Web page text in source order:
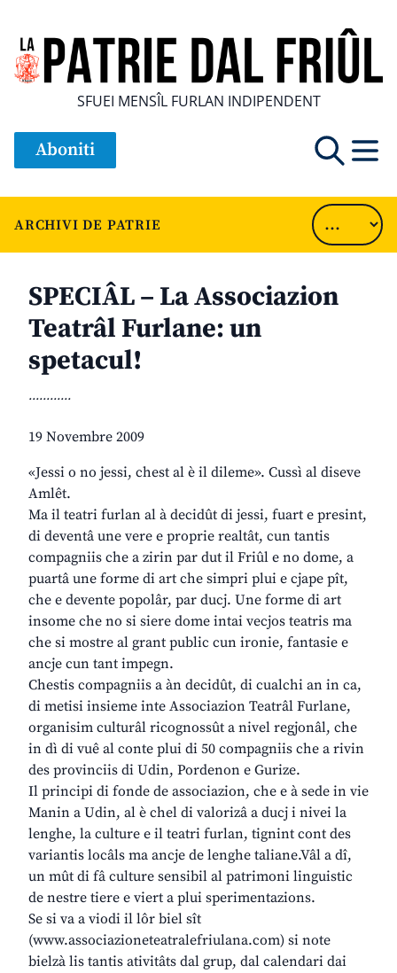
SFUEI MENSÎL FURLAN INDIPENDENT
Aboniti
ARCHIVI DE PATRIE
SPECIÂL – La Associazion
Teatrâl Furlane: un
spetacul!
............
19 Novembre 2009
«Jessi o no jessi, chest al è il dileme». Cussì al diseve
Amlêt.
Ma il teatri furlan al à decidût di jessi, fuart e presint,
di deventâ une vere e proprie realtât, cun tantis
compagniis che a zirin par dut il Friûl e no dome, a
puartâ une forme di art che simpri plui e cjape pît,
che e devente popolâr, par ducj. Une forme di art
insome che no si siere dome intai vecjos teatris ma
che si mostre al grant public cun ironie, fantasie e
ancje cun tant impegn.
Chestis compagniis a àn decidût, di cualchi an in ca,
di metisi insieme inte Associazion Teatrâl Furlane,
organisim culturâl ricognossût a nivel regjonâl, che
in dì di vuê al conte plui di 50 compagniis che a rivin
des provinciis di Udin, Pordenon e Gurize.
Il principi di fonde de associazion, che e à sede in vie
Manin a Udin, al è chel di valorizâ a ducj i nivei la
lenghe, la culture e il teatri furlan, tignint cont des
variantis locâls ma ancje de lenghe taliane.Vâl a dî,
un mût di fâ culture sensibil al patrimoni linguistic
de nestre tiere e viert a plui sperimentazions.
Se si va a viodi il lôr biel sît
(www.associazioneteatralefriulana.com) si note
bielzà lis tantis ativitâts dal grup, dal calendari dai